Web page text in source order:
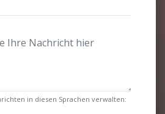
in diesen Sprachen verwalten: